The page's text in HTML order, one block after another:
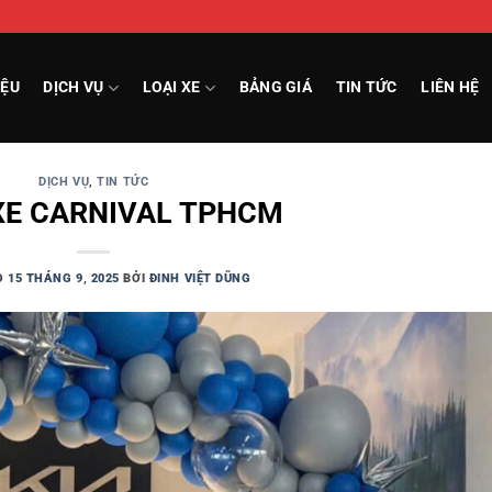
DỊCH VỤ LOẠI XE BẢNG GIÁ TIN TỨC LIÊN HỆ
DỊCH VỤ,TIN TỨC
CARNIVAL TPHCM
15 THÁNG 9, 2025 BỞI ĐINH VIỆT DŨNG